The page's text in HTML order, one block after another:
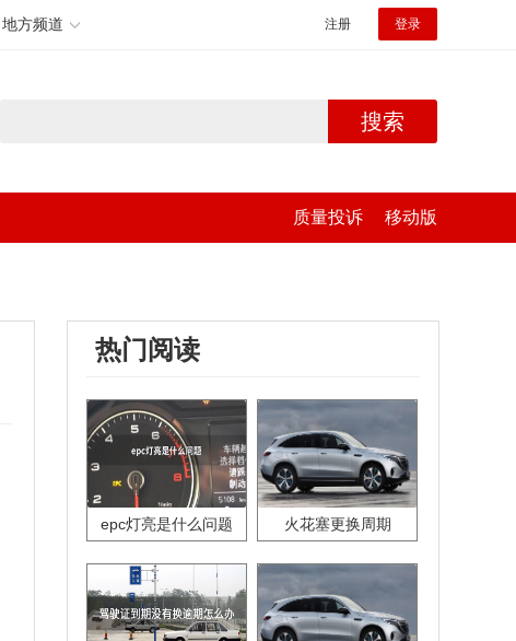
地方频道 注册 登录
搜索
质量投诉 移动版
热门阅读
epc灯亮是什么问题 火花塞更换周期